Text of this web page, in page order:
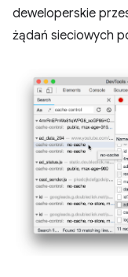
deweloperskie
żądań sieciowych